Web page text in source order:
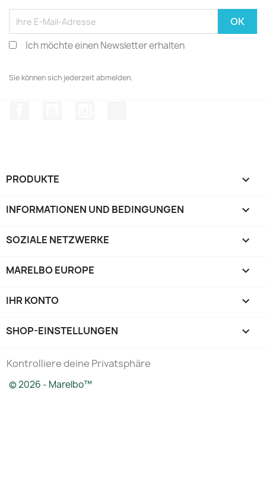
Ich möchte einen Newsletter erhalten
Sie können sich jederzeit abmelden.
PRODUKTE 
INFORMATIONEN UND BEDINGUNGEN 
SOZIALE NETZWERKE 
MARELBO EUROPE 
IHR KONTO 
SHOP-EINSTELLUNGEN keyboard_arrow_down
Kontrolliere deine Privatsphäre
© 2026 - Marelbo™